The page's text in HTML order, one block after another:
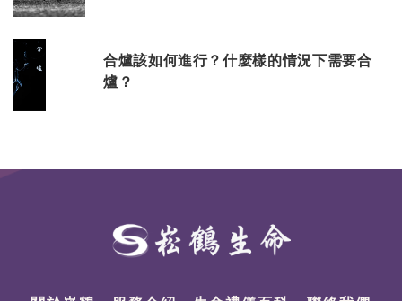
合爐該如何進行？什麼樣的情況下需要合
爐？